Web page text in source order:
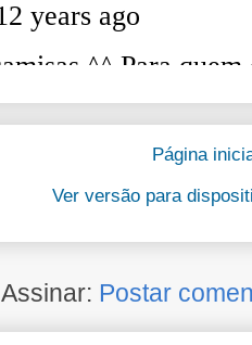
Página
Ver versão para
Assinar: Postar